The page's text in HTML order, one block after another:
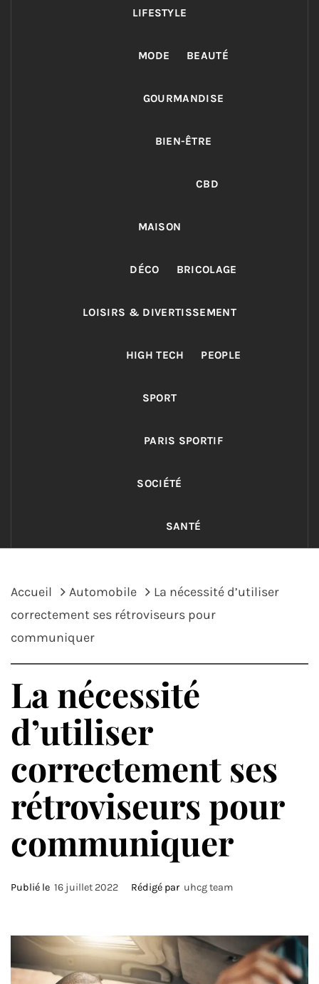
LIFESTYLE
MODE BEAUTÉ
GOURMANDISE
BIEN-ÊTRE
CBD
MAISON
DÉCO BRICOLAGE
LOISIRS & DIVERTISSEMENT
HIGH TECH PEOPLE
SPORT
PARIS SPORTIF
SOCIÉTÉ
SANTÉ
Accueil Automobile
La nécessité d’utiliser
correctement ses rétroviseurs pour
communiquer
La nécessité
d’utiliser
correctement ses
rétroviseurs pour
communiquer
Publié le 16 juillet 2022 Rédigé par uhcg team